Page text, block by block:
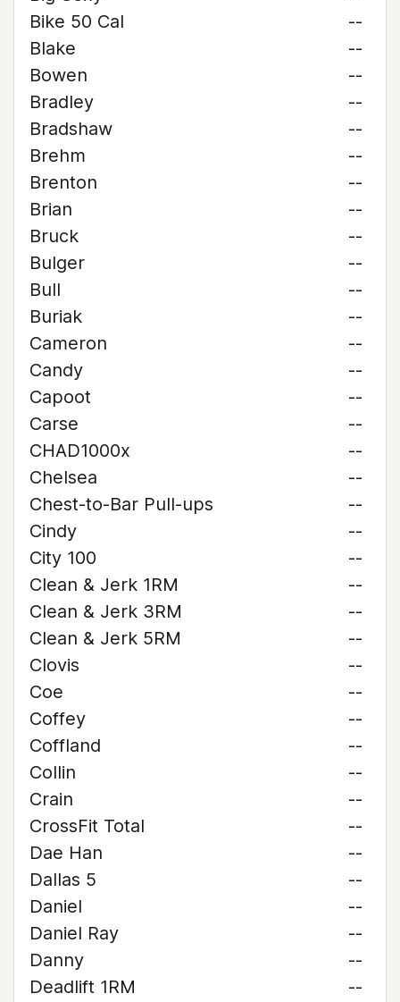
Bike 50 Cal
--
Blake
--
Bowen
--
Bradley
--
Bradshaw
--
Brehm
--
Brenton
--
Brian
--
Bruck
--
Bulger
--
Bull
--
Buriak
--
Cameron
--
Candy
--
Capoot
--
Carse
--
CHAD1000x
--
Chelsea
--
Chest-to-Bar Pull-ups
--
Cindy
--
City 100
--
Clean & Jerk 1RM
--
Clean & Jerk 3RM
--
Clean & Jerk 5RM
--
Clovis
--
Coe
--
Coffey
--
Coffland
--
Collin
--
Crain
--
CrossFit Total
--
Dae Han
--
Dallas 5
--
Daniel
--
Daniel Ray
--
Danny
--
Deadlift 1RM
--